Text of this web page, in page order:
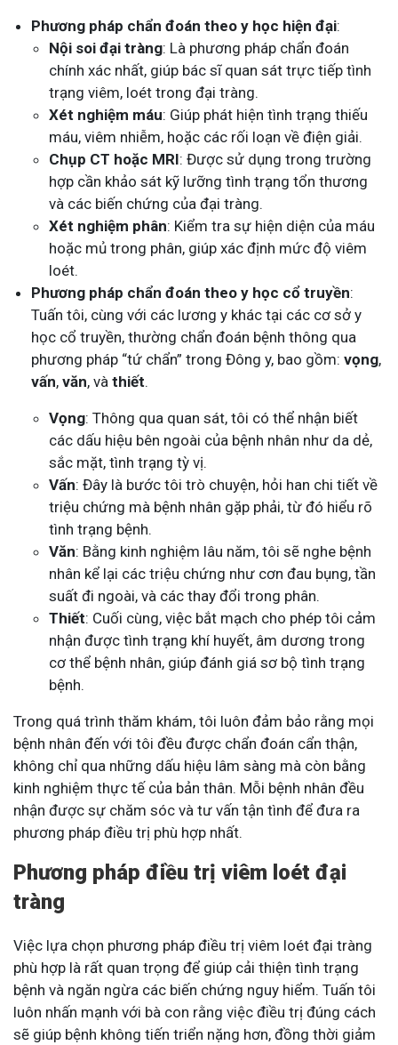
Phương pháp chẩn đoán theo y học hiện đại:
Nội soi đại tràng: Là phương pháp chẩn đoán
chính xác nhất, giúp bác sĩ quan sát trực tiếp tình
trạng viêm, loét trong đại tràng.
Xét nghiệm máu: Giúp phát hiện tình trạng thiếu
máu, viêm nhiễm, hoặc các rối loạn về điện giải.
Chụp CT hoặc MRI: Được sử dụng trong trường
hợp cần khảo sát kỹ lưỡng tình trạng tổn thương
và các biến chứng của đại tràng.
Xét nghiệm phân: Kiểm tra sự hiện diện của máu
hoặc mủ trong phân, giúp xác định mức độ viêm
loét.
Phương pháp chẩn đoán theo y học cổ truyền:
Tuấn tôi, cùng với các lương y khác tại các cơ sở y
học cổ truyền, thường chẩn đoán bệnh thông qua
phương pháp “tứ chẩn” trong Đông y, bao gồm: vọng,
vấn, văn, và thiết.
Vọng: Thông qua quan sát, tôi có thể nhận biết
các dấu hiệu bên ngoài của bệnh nhân như da dẻ,
sắc mặt, tình trạng tỳ vị.
Vấn: Đây là bước tôi trò chuyện, hỏi han chi tiết về
triệu chứng mà bệnh nhân gặp phải, từ đó hiểu rõ
tình trạng bệnh.
Văn: Bằng kinh nghiệm lâu năm, tôi sẽ nghe bệnh
nhân kể lại các triệu chứng như cơn đau bụng, tần
suất đi ngoài, và các thay đổi trong phân.
Thiết: Cuối cùng, việc bắt mạch cho phép tôi cảm
nhận được tình trạng khí huyết, âm dương trong
cơ thể bệnh nhân, giúp đánh giá sơ bộ tình trạng
bệnh.
Trong quá trình thăm khám, tôi luôn đảm bảo rằng mọi
bệnh nhân đến với tôi đều được chẩn đoán cẩn thận,
không chỉ qua những dấu hiệu lâm sàng mà còn bằng
kinh nghiệm thực tế của bản thân. Mỗi bệnh nhân đều
nhận được sự chăm sóc và tư vấn tận tình để đưa ra
phương pháp điều trị phù hợp nhất.
Phương pháp điều trị viêm loét đại
tràng
Việc lựa chọn phương pháp điều trị viêm loét đại tràng
phù hợp là rất quan trọng để giúp cải thiện tình trạng
bệnh và ngăn ngừa các biến chứng nguy hiểm. Tuấn tôi
luôn nhấn mạnh với bà con rằng việc điều trị đúng cách
sẽ giúp bệnh không tiến triển nặng hơn, đồng thời giảm